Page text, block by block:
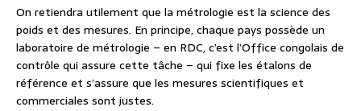
On retiendra utilement que la métrologie est la science des
poids et des mesures. En principe, chaque pays possède un
laboratoire de métrologie – en RDC, c’est l’Office congolais de
contrôle qui assure cette tâche – qui fixe les étalons de
référence et s’assure que les mesures scientifiques et
commerciales sont justes.